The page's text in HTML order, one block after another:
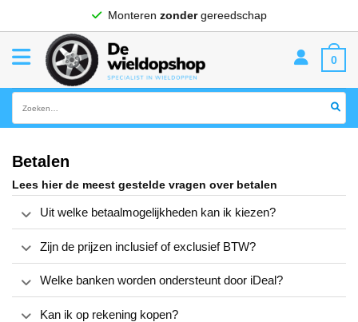
Monteren zondergereedschap
0
Betalen
Lees hier de meest gestelde vragen over betalen
Uit welke betaalmogelijkheden kan ik kiezen?
Zijn de prijzen inclusief of exclusief BTW?
Welke banken worden ondersteunt door iDeal?
Kan ik op rekening kopen?